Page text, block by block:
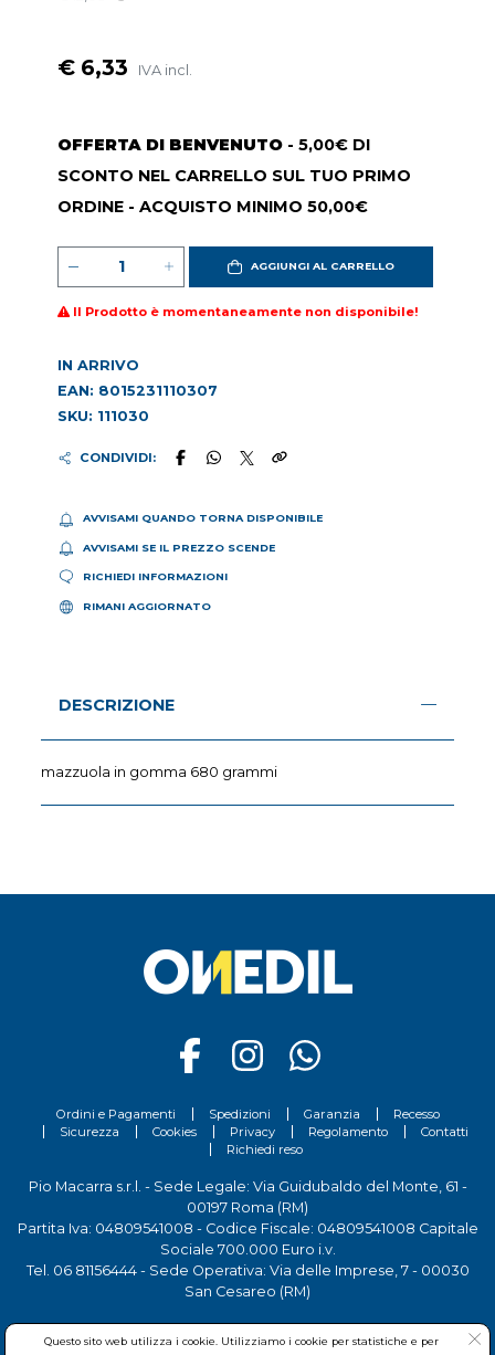
€ 6,33 IVA incl.
OFFERTA DI BENVENUTO - 5,00€ DI
SCONTO NEL CARRELLO SUL TUO PRIMO
ORDINE - ACQUISTO MINIMO 50,00€
AGGIUNGI AL CARRELLO
Il Prodotto è momentaneamente non disponibile!
IN ARRIVO
EAN: 8015231110307
SKU: 111030
CONDIVIDI:
AVVISAMI QUANDO TORNA DISPONIBILE
AVVISAMI SE IL PREZZO SCENDE
RICHIEDI INFORMAZIONI
RIMANI AGGIORNATO
DESCRIZIONE
mazzuola in gomma 680 grammi
Ordini e Pagamenti Spedizioni Garanzia
Recesso
Sicurezza
Cookies Privacy Regolamento
Contatti
Richiedi reso
Pio Macarra s.r.l. - Sede Legale: Via Guidubaldo del Monte, 61 -
00197 Roma (RM)
Partita Iva: 04809541008 - Codice Fiscale: 04809541008 Capitale
Sociale 700.000 Euro i.v.
Tel. 06 81156444- Sede Operativa: Via delle Imprese, 7 - 00030
San Cesareo (RM)
Questo sito web utilizza i cookie. Utilizziamo i cookie per statistiche e per